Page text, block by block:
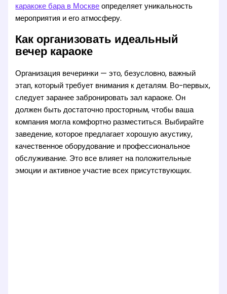
каракоке бара в Москве определяет уникальность
мероприятия и его атмосферу.
Как организовать идеальный
вечер караоке
Организация вечеринки — это, безусловно, важный
этап, который требует внимания к деталям. Во-первых,
следует заранее забронировать зал караоке. Он
должен быть достаточно просторным, чтобы ваша
компания могла комфортно разместиться. Выбирайте
заведение, которое предлагает хорошую акустику,
качественное оборудование и профессиональное
обслуживание. Это все влияет на положительные
эмоции и активное участие всех присутствующих.